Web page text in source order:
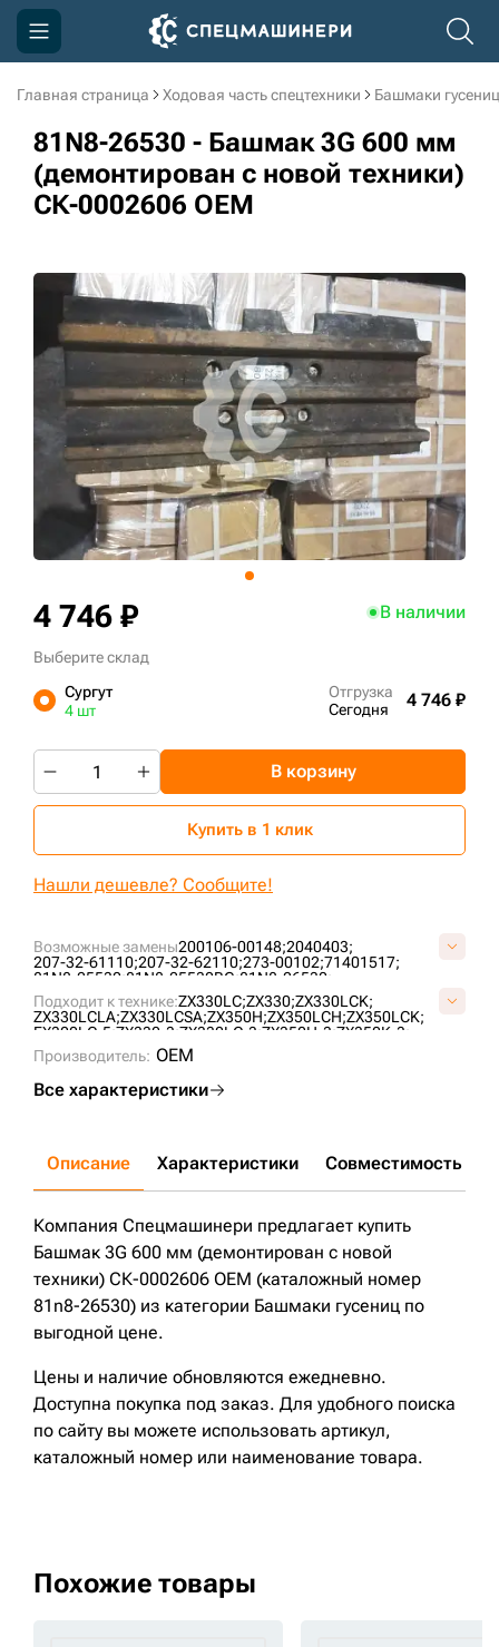
Главная страница Ходовая часть спецтехники Башмаки гусениц
81N8-26530 - Башмак 3G 600 мм
(демонтирован с новой техники)
СК-0002606 OEM
Возможные замены200106-00148;2040403;
207-32-61110;207-32-62110;273-00102;71401517;
81N8-25530;81N8-25530BG;81N8-26530;
81N8-26530BG;
AT219594;IS4986/600;K1007041;
KM2118/600;Z40303M0N0600;Z40303M0N0600V;
Подходит к технике:ZX330LC;ZX330;ZX330LCK;
ZX330LCLA;ZX330LCSA;ZX350H;ZX350LCH;ZX350LCK;
EX300LC-5;ZX330-3;ZX330LC-3;ZX350H-3;ZX350K-3;
ZX350L-3;
ZX350LCH-3;
ZX270LC-3;PC300LC-7;
PC300-6;
R320LC-7;ZX270;ZX270LC;
Производитель: OEM
Все характеристики
4 746 ₽ В наличии
Выберите склад
Сургут
4 шт
Отгрузка
Сегодня
4 746 ₽
В корзину
Купить в 1 клик
Нашли дешевле? Сообщите!
Описание Характеристики Совместимость
Компания Спецмашинери предлагает купить
Башмак 3G 600 мм (демонтирован с новой
техники) СК-0002606 OEM (каталожный номер
81n8-26530) из категории Башмаки гусениц по
выгодной цене.
Цены и наличие обновляются ежедневно.
Доступна покупка под заказ. Для удобного поиска
по сайту вы можете использовать артикул,
каталожный номер или наименование товара.
Похожие товары
Компания
Акции
Доставка и оплата
Контакты
3D тур по производству
3D тур по складам
sksale@skdst.ru
+7 (499) 394-50-93